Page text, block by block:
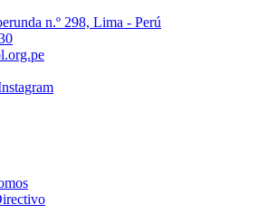
n.º 298, Lima - Perú